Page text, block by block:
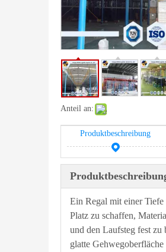
Anteil an:
Produktbeschreibung
Ein Regal mit einer
Platz zu schaffen,
und den Laufsteg fest zu
glatte